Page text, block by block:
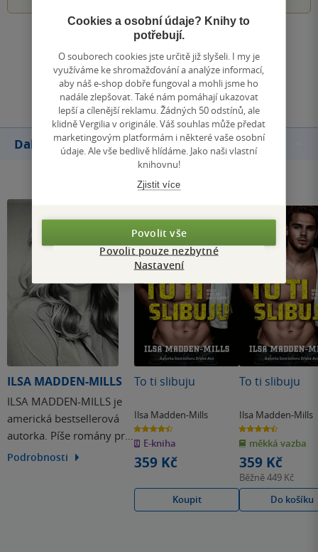
Zobrazit všechna hodnocení
Přidat hodnocení
Další knihy autora
ILSA MADDEN-MILLS
ILSA MADDEN-MILLS je
americká bestsellerová
autorka. Píše romány pro
mládež plné složitých
Podrobnosti
To ti slibuju
Ilsa Madden-Mills
4.4
z
5
hvězdiček
E-kniha
359 Kč
Koupit
To ti slibuju
Ilsa Madden-Mills
4.4
z
5
hvězdiček
měkká vazba
359 Kč
Běžně449 Kč
Do košíku
Cookies a osobní údaje? Knihy to
potřebují.
O souborech cookies jste určitě již slyšeli. I my je
využíváme ke shromažďování a analýze informací,
aby náš e-shop dobře fungoval a mohli jsme ho
nadále zlepšovat. Také nám pomáhají ukazovat
lepší a cílenější reklamu. Žádných 50 odstínů, ale
klidně Vergilia v originále. Váš souhlas může předat
marketingovým platformám i některé vaše osobní
údaje. Ale vše bedlivě hlídáme. Jako naši vlastní
knihovnu!
Zjistit více
Povolit vše
Povolit pouze nezbytné
Nastavení